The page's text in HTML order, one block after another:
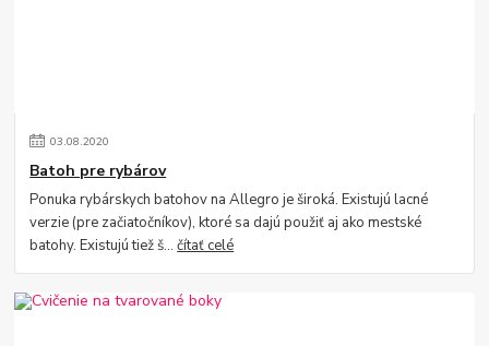
03.08.2020
Batoh pre rybárov
Ponuka rybárskych batohov na Allegro je široká. Existujú lacné
verzie (pre začiatočníkov), ktoré sa dajú použiť aj ako mestské
batohy. Existujú tiež š...čítať celé